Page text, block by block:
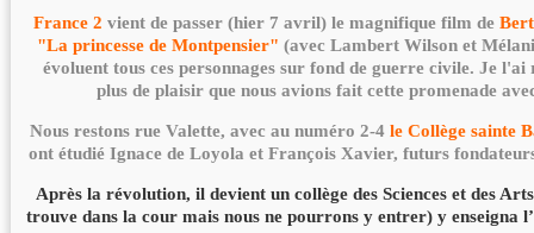
France 2 vient de passer (hier 7 avril) le magnifique film de
"La princesse de Montpensier" (avec Lambert Wilson et
évoluent tous ces personnages sur fond de guerre civile. Je
plus de plaisir que nous avions fait cette promenade
Nous restons rue Valette, avec au numéro 2-4le Collège sainte
ont étudié Ignace de Loyola et François Xavier, futurs
Après la révolution, il devient un collège des Sciences et des
trouve dans la cour mais nous ne pourrons y entrer) y enseigna